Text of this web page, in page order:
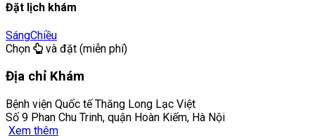
Đặt lịch khám
SángChiều
Chọn
và đặt (miễn phí)
Địa chỉ Khám
Bệnh viện Quốc tế Thăng Long Lạc Việt
Số 9 Phan Chu Trinh, quận Hoàn Kiếm, Hà Nội
Xem thêm